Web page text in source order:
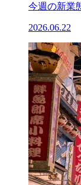
今週の新業
2026.06.22